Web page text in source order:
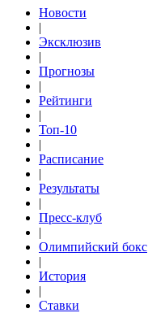
Новости
|
Эксклюзив
|
Прогнозы
|
Рейтинги
|
Топ-10
|
Расписание
|
Результаты
|
Пресс-клуб
|
Олимпийский бокс
|
История
|
Ставки